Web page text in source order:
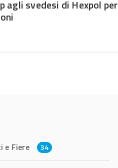
agli svedesi di Hexpol per
e Fiere 34